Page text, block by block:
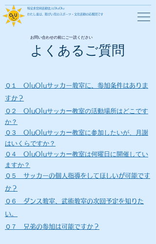
特定非営利活動法人OluOlu
わたし達は、障がい児のスポーツ・文化活動の応援団です
​お問い合わせの前にご一読ください
よくあるご質問
Ｑ１ OluOluサッカー教室に、参加条件はありま
すか？
Ｑ２ OluOluサッカー教室の活動場所はどこです
か？
Ｑ３ OluOluサッカー教室に参加したいが、月謝
はいくらですか？
Ｑ４ OluOluサッカー教室は何曜日に開催してい
ますか？
Ｑ５ サッカーの個人指導をしてほしいが可能です
か？
​Ｑ６
ダンス教室、武術教室の次回予定を知りた
い。
​Ｑ７ 兄弟の参加は可能ですか？